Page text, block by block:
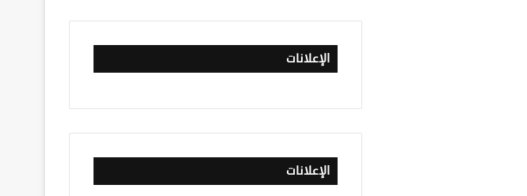
الإعلانات
الإعلانات